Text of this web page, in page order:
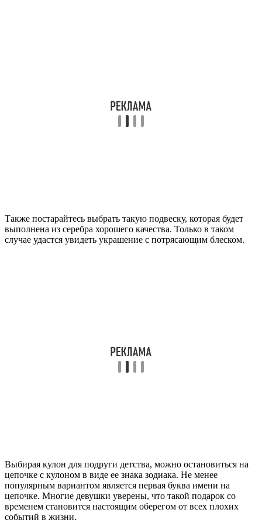
Также постарайтесь выбрать такую подвеску, которая будет
выполнена из серебра хорошего качества. Только в таком
случае удастся увидеть украшение с потрясающим блеском.
Выбирая кулон для подруги детства, можно остановиться на
цепочке с кулоном в виде ее знака зодиака. Не менее
популярным вариантом является первая буква имени на
цепочке. Многие девушки уверены, что такой подарок со
временем становится настоящим оберегом от всех плохих
событий в жизни.